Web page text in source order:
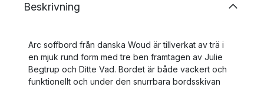
Beskrivning
Arc soffbord från danska Woud är tillverkat av trä i
en mjuk rund form med tre ben framtagen av Julie
Begtrup och Ditte Vad. Bordet är både vackert och
funktionellt och under den snurrbara bordsskivan